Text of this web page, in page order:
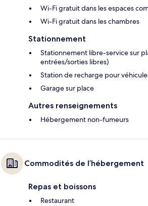
Wi-Fi gratuit dans les espaces
Wi-Fi gratuit dans les chambres
Stationnement
Stationnement libre-service sur
entrées/sorties libres)
Station de recharge pour
Garage sur place
Autres renseignements
Hébergement non-fumeurs
Commodités de l’hébergement
Repas et boissons
Restaurant